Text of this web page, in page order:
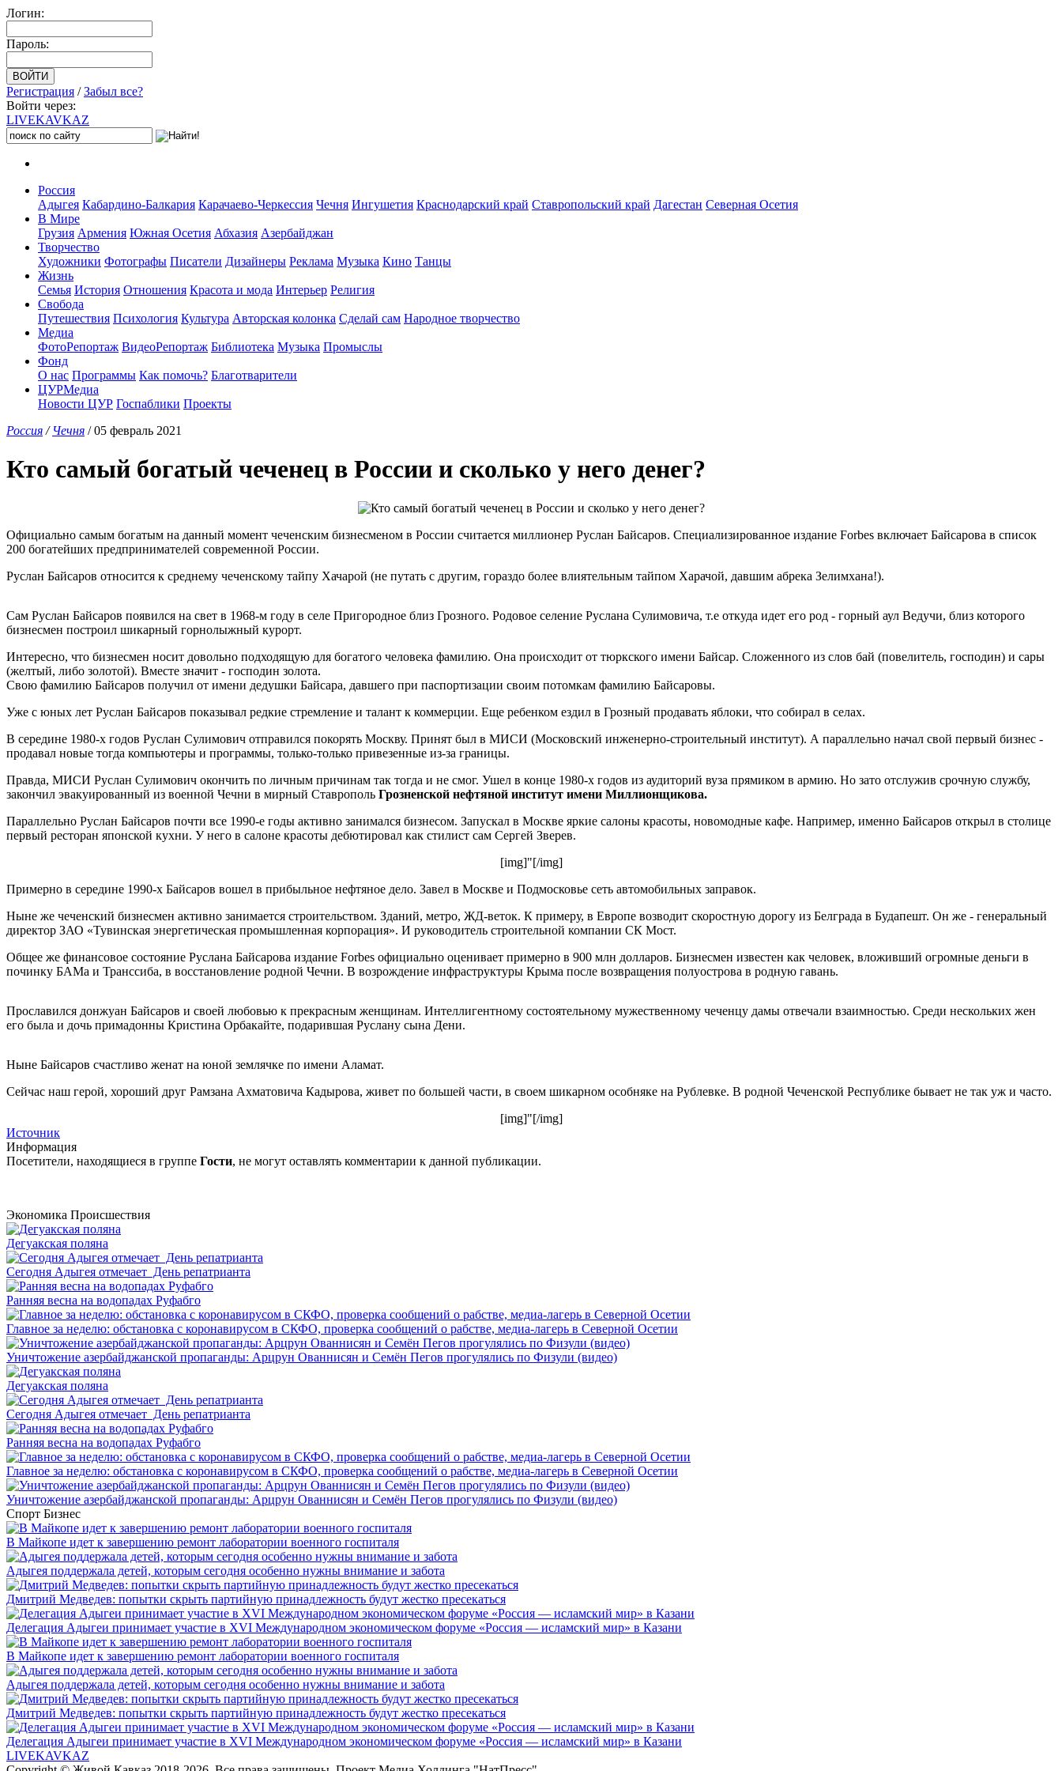
Логин:
Пароль:
Регистрация /Забыл все?
Войти через:
LIVEKAVKAZ
Россия
Адыгея Кабардино-Балкария Карачаево-Черкессия Чечня Ингушетия Краснодарский край Ставропольский край Дагестан Северная Осетия
В Мире
Грузия Армения Южная Осетия Абхазия Азербайджан
Творчество
Художники Фотографы Писатели Дизайнеры Реклама Музыка Кино Танцы
Жизнь
Семья История Отношения Красота и мода Интерьер Религия
Свобода
Путешествия Психология Культура Авторская колонка Сделай сам Народное творчество
Медиа
ФотоРепортаж ВидеоРепортаж Библиотека Музыка Промыслы
Фонд
О нас Программы Как помочь? Благотварители
ЦУРМедиа
Новости ЦУР Госпаблики Проекты
Россия /Чечня / 05 февраль 2021
Кто самый богатый чеченец в России и сколько у него денег?
Официально самым богатым на данный момент чеченским бизнесменом в России считается миллионер Руслан Байсаров. Специализированное издание Forbes включает Байсарова в список
200 богатейших предпринимателей современной России.
Руслан Байсаров относится к среднему чеченскому тайпу Хачарой (не путать с другим, гораздо более влиятельным тайпом Харачой, давшим абрека Зелимхана!).
Сам Руслан Байсаров появился на свет в 1968-м году в селе Пригородное близ Грозного. Родовое селение Руслана Сулимовича, т.е откуда идет его род - горный аул Ведучи, близ которого
бизнесмен построил шикарный горнолыжный курорт.
Интересно, что бизнесмен носит довольно подходящую для богатого человека фамилию. Она происходит от тюркского имени Байсар. Сложенного из слов бай (повелитель, господин) и сары
(желтый, либо золотой). Вместе значит - господин золота.
Свою фамилию Байсаров получил от имени дедушки Байсара, давшего при паспортизации своим потомкам фамилию Байсаровы.
Уже с юных лет Руслан Байсаров показывал редкие стремление и талант к коммерции. Еще ребенком ездил в Грозный продавать яблоки, что собирал в селах.
В середине 1980-х годов Руслан Сулимович отправился покорять Москву. Принят был в МИСИ (Московский инженерно-строительный институт). А параллельно начал свой первый бизнес -
продавал новые тогда компьютеры и программы, только-только привезенные из-за границы.
Правда, МИСИ Руслан Сулимович окончить по личным причинам так тогда и не смог. Ушел в конце 1980-х годов из аудиторий вуза прямиком в армию. Но зато отслужив срочную службу,
закончил эвакуированный из военной Чечни в мирный Ставрополь Грозненской нефтяной институт имени Миллионщикова.
Параллельно Руслан Байсаров почти все 1990-е годы активно занимался бизнесом. Запускал в Москве яркие салоны красоты, новомодные кафе. Например, именно Байсаров открыл в столице
первый ресторан японской кухни. У него в салоне красоты дебютировал как стилист сам Сергей Зверев.
[img]"[/img]
Примерно в середине 1990-х Байсаров вошел в прибыльное нефтяное дело. Завел в Москве и Подмосковье сеть автомобильных заправок.
Ныне же чеченский бизнесмен активно занимается строительством. Зданий, метро, ЖД-веток. К примеру, в Европе возводит скоростную дорогу из Белграда в Будапешт. Он же - генеральный
директор ЗАО «Тувинская энергетическая промышленная корпорация». И руководитель строительной компании СК Мост.
Общее же финансовое состояние Руслана Байсарова издание Forbes официально оценивает примерно в 900 млн долларов. Бизнесмен известен как человек, вложивший огромные деньги в
починку БАМа и Транссиба, в восстановление родной Чечни. В возрождение инфраструктуры Крыма после возвращения полуострова в родную гавань.
Прославился донжуан Байсаров и своей любовью к прекрасным женщинам. Интеллигентному состоятельному мужественному чеченцу дамы отвечали взаимностью. Среди нескольких жен
его была и дочь примадонны Кристина Орбакайте, подарившая Руслану сына Дени.
Ныне Байсаров счастливо женат на юной землячке по имени Аламат.
Сейчас наш герой, хороший друг Рамзана Ахматовича Кадырова, живет по большей части, в своем шикарном особняке на Рублевке. В родной Чеченской Республике бывает не так уж и часто.
[img]"[/img]
Источник
Информация
Посетители, находящиеся в группе Гости, не могут оставлять комментарии к данной публикации.
Экономика Происшествия
Дегуакская поляна
Сегодня Адыгея отмечает День репатрианта
Ранняя весна на водопадах Руфабго
Главное за неделю: обстановка с коронавирусом в СКФО, проверка сообщений о рабстве, медиа-лагерь в Северной Осетии
Уничтожение азербайджанской пропаганды: Арцрун Ованнисян и Семён Пегов прогулялись по Физули (видео)
Дегуакская поляна
Сегодня Адыгея отмечает День репатрианта
Ранняя весна на водопадах Руфабго
Главное за неделю: обстановка с коронавирусом в СКФО, проверка сообщений о рабстве, медиа-лагерь в Северной Осетии
Уничтожение азербайджанской пропаганды: Арцрун Ованнисян и Семён Пегов прогулялись по Физули (видео)
Спорт Бизнес
В Майкопе идет к завершению ремонт лаборатории военного госпиталя
Адыгея поддержала детей, которым сегодня особенно нужны внимание и забота
Дмитрий Медведев: попытки скрыть партийную принадлежность будут жестко пресекаться
Делегация Адыгеи принимает участие в XVI Международном экономическом форуме «Россия — исламский мир» в Казани
В Майкопе идет к завершению ремонт лаборатории военного госпиталя
Адыгея поддержала детей, которым сегодня особенно нужны внимание и забота
Дмитрий Медведев: попытки скрыть партийную принадлежность будут жестко пресекаться
Делегация Адыгеи принимает участие в XVI Международном экономическом форуме «Россия — исламский мир» в Казани
LIVEKAVKAZ